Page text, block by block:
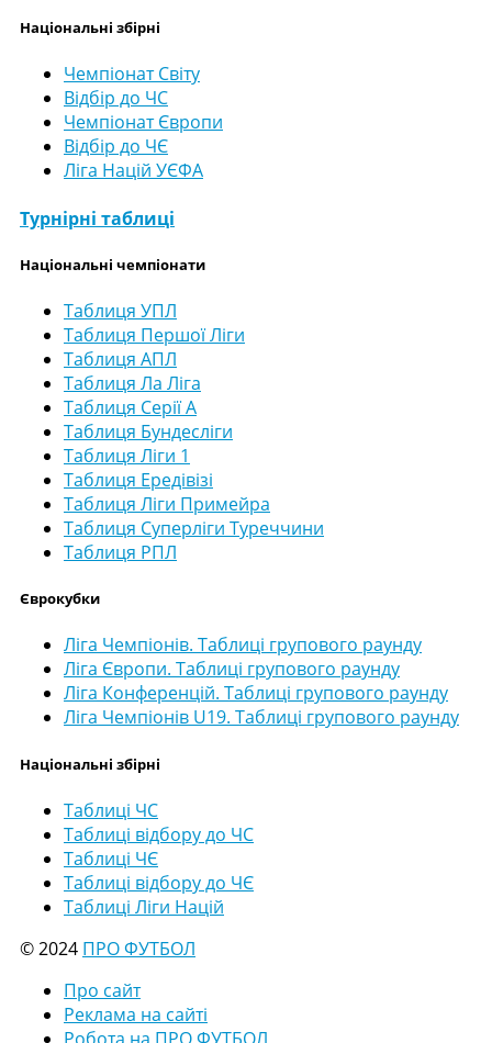
Національні збірні
Чемпіонат Світу
Відбір до ЧС
Чемпіонат Європи
Відбір до ЧЄ
Ліга Націй УЄФА
Турнірні таблиці
Національні чемпіонати
Таблиця УПЛ
Таблиця Першої Ліги
Таблиця АПЛ
Таблиця Ла Ліга
Таблиця Серії А
Таблиця Бундесліги
Таблиця Ліги 1
Таблиця Ередівізі
Таблиця Ліги Примейра
Таблиця Суперліги Туреччини
Таблиця РПЛ
Єврокубки
Ліга Чемпіонів. Таблиці групового раунду
Ліга Європи. Таблиці групового раунду
Ліга Конференцій. Таблиці групового раунду
Ліга Чемпіонів U19. Таблиці групового раунду
Національні збірні
Таблиці ЧС
Таблиці відбору до ЧС
Таблиці ЧЄ
Таблиці відбору до ЧЄ
Таблиці Ліги Націй
© 2024 ПРО ФУТБОЛ
Про сайт
Реклама на сайті